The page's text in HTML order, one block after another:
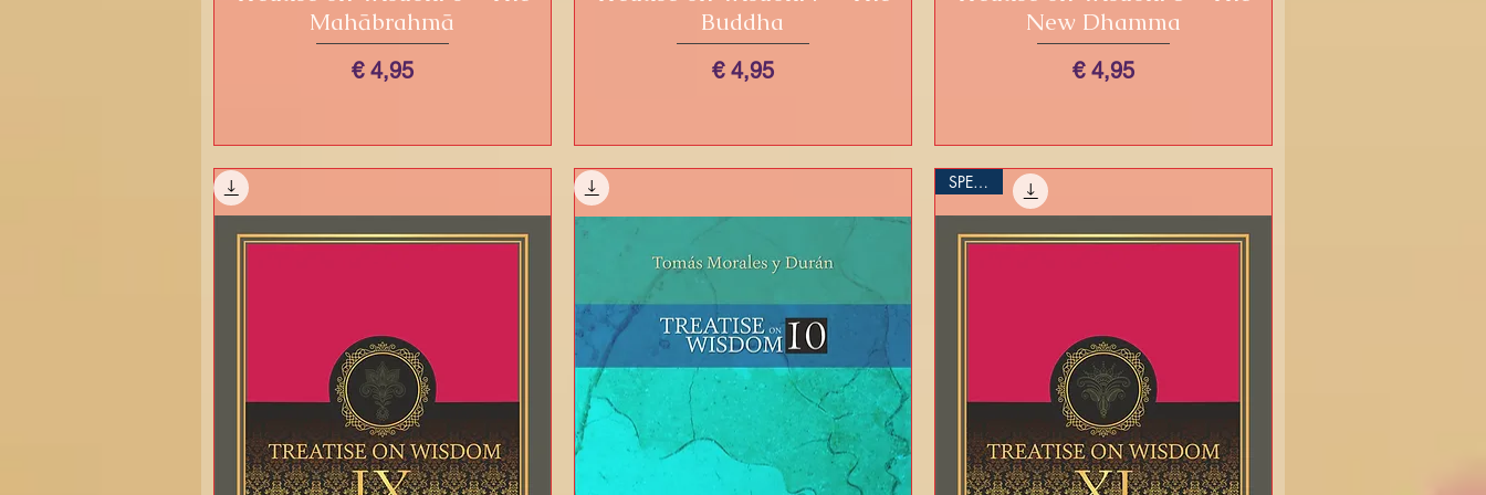
Mahābrahmā
Prijs
€ 4,95
Buddha
Prijs
€ 4,95
New Dhamma
Prijs
€ 4,95
SPECIAL